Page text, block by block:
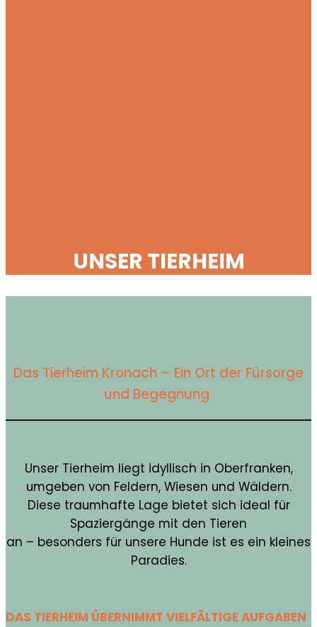
UNSER TIERHEIM
Das Tierheim Kronach – Ein Ort der Fürsorge
und Begegnung
Unser Tierheim liegt idyllisch in Oberfranken,
umgeben von Feldern, Wiesen und Wäldern.
Diese traumhafte Lage bietet sich ideal für
Spaziergänge mit den Tieren
an – besonders für unsere Hunde ist es ein kleines
Paradies.
DAS TIERHEIM ÜBERNIMMT VIELFÄLTIGE AUFGABEN